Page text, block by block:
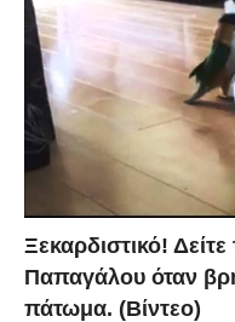
Ξεκαρδιστικό!
Παπαγάλου όταν
πάτωμα. (Βίντεο)